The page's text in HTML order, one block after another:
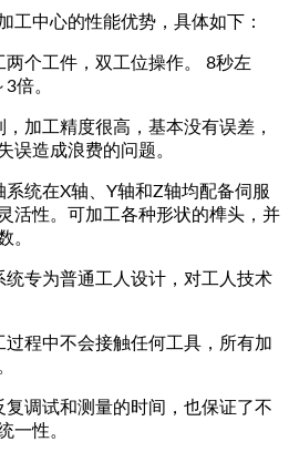
工中心的性能优势，具体如下：
个工件，双工位操作。 8秒左
倍。
加工精度很高，基本没有误差，
误造成浪费的问题。
统在X轴、Y轴和Z轴均配备伺服
活性。可加工各种形状的榫头，并
。
专为普通工人设计，对工人技术
程中不会接触任何工具，所有加
调试和测量的时间，也保证了不
一性。